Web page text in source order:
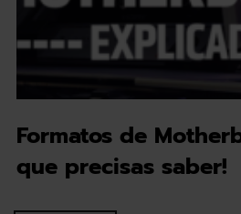
Formatos de
que precisas saber!